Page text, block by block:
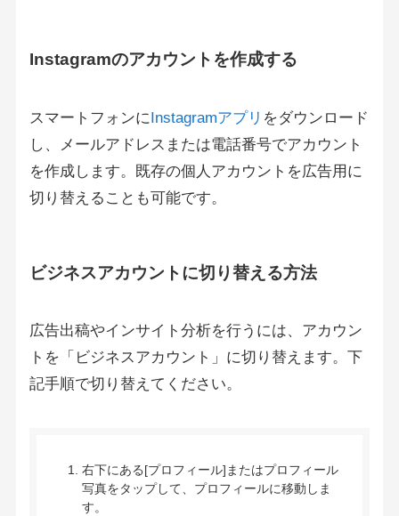
Instagramのアカウントを作成する
スマートフォンにInstagramアプリ をダウンロード
し、メールアドレスまたは電話番号でアカウント
を作成します。既存の個人アカウントを広告用に
切り替えることも可能です。
ビジネスアカウントに切り替える方法
広告出稿やインサイト分析を行うには、アカウン
トを「ビジネスアカウント」に切り替えます。下
記手順で切り替えてください。
右下にある[プロフィール]またはプロフィール
写真をタップして、プロフィールに移動しま
す。